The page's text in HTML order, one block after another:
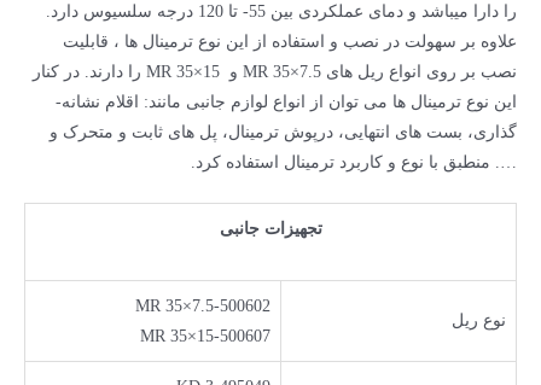
را دارا می­باشد و دمای عملکردی بین 55- تا 120 درجه سلسیوس دارد.
علاوه بر سهولت در نصب و استفاده از این نوع ترمینال ­ها ، قابلیت
نصب بر روی انواع ریل ­های MR 35×7.5 و MR 35×15 را دارند. در کنار
این نوع ترمینال­ ها می توان از انواع لوازم­ جانبی مانند: اقلام نشانه­
گذاری، بست­ های انتهایی، درپوش ترمینال، پل­ های ثابت و متحرک و
…. منطبق با نوع و کاربرد ترمینال استفاده کرد.
تجهیزات جانبی
نوع ریل
MR 35×7.5-500602
MR 35×15-500607